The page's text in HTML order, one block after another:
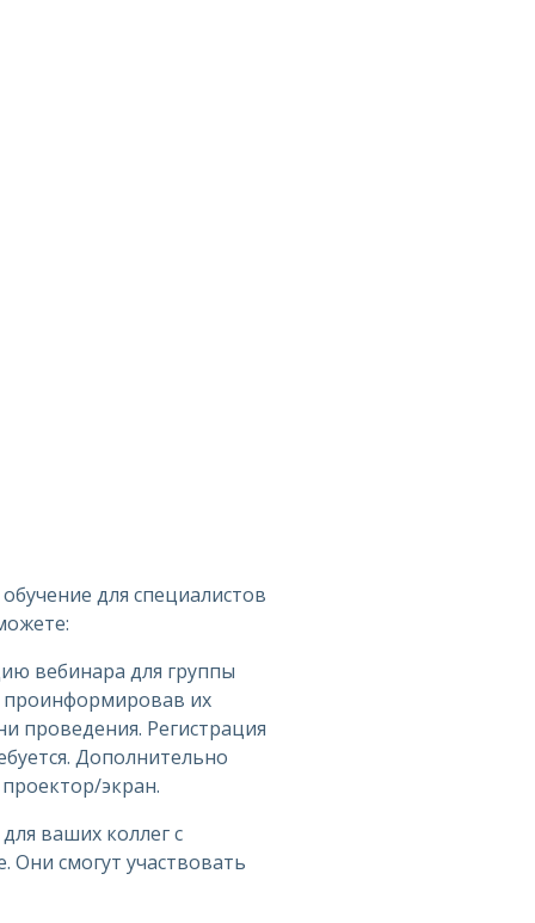
для специалистов
вебинара для группы
проинформировав их
проведения. Регистрация
Дополнительно
экран.
ваших коллег с
смогут участвовать